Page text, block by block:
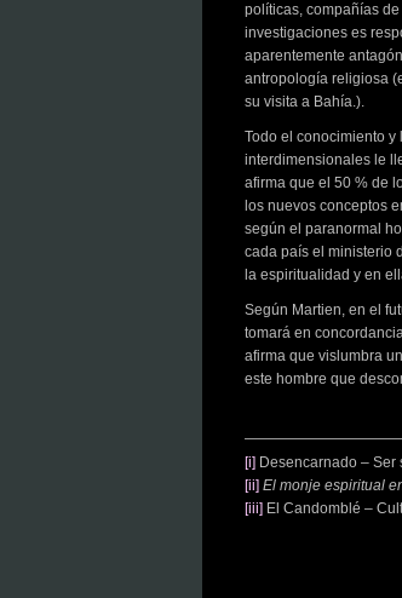
políticas, compañías
investigaciones es
aparentemente
antropología religiosa
su visita a Bahía.).
Todo el conocimiento
interdimensionales le
afirma que el 50 % de
los nuevos conceptos
según el paranormal
cada país el ministerio
la espiritualidad y en
Según Martien, en el
tomará en
afirma que vislumbra
este hombre que
[i] Desencarnado –
[ii] El monje espiritual
[iii] El Candomblé –